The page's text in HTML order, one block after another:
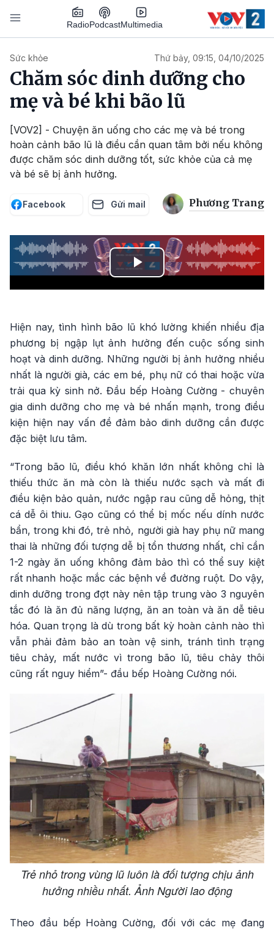
Nhảy đến nội dung
RadioPodcastMultimedia
Sức khỏe Thứ bảy, 09:15, 04/10/2025
Chăm sóc dinh dưỡng cho
mẹ và bé khi bão lũ
[VOV2] - Chuyện ăn uống cho các mẹ và bé trong
hoàn cảnh bão lũ là điều cần quan tâm bởi nếu không
được chăm sóc dinh dưỡng tốt, sức khỏe của cả mẹ
và bé sẽ bị ảnh hưởng.
Facebook Gửi mail Phương Trang
Play
Hiện nay, tình hình bão lũ khó lường khiến nhiều địa
phương bị ngập lụt ảnh hưởng đến cuộc sống sinh
hoạt và dinh dưỡng. Những người bị ảnh hưởng nhiều
nhất là người già, các em bé, phụ nữ có thai hoặc vừa
trải qua kỳ sinh nở. Đầu bếp Hoàng Cường - chuyên
gia dinh dưỡng cho mẹ và bé nhấn mạnh, trong điều
kiện hiện nay vấn đề đảm bảo dinh dưỡng cần được
đặc biệt lưu tâm.
“Trong bão lũ, điều khó khăn lớn nhất không chỉ là
thiếu thức ăn mà còn là thiếu nước sạch và mất đi
điều kiện bảo quản, nước ngập rau cũng dễ hỏng, thịt
cá dễ ôi thiu. Gạo cũng có thể bị mốc nếu dính nước
bẩn, trong khi đó, trẻ nhỏ, người già hay phụ nữ mang
thai là những đối tượng dễ bị tổn thương nhất, chỉ cần
1-2 ngày ăn uống không đảm bảo thì có thể suy kiệt
rất nhanh hoặc mắc các bệnh về đường ruột. Do vậy,
dinh dưỡng trong đợt này nên tập trung vào 3 nguyên
tắc đó là ăn đủ năng lượng, ăn an toàn và ăn dễ tiêu
hóa. Quan trọng là dù trong bất kỳ hoàn cảnh nào thì
vẫn phải đảm bảo an toàn vệ sinh, tránh tình trạng
tiêu chảy, mất nước vì trong bão lũ, tiêu chảy thôi
cũng rất nguy hiểm”- đầu bếp Hoàng Cường nói.
Trẻ nhỏ trong vùng lũ luôn là đối tượng chịu ảnh
hưởng nhiều nhất. Ảnh Người lao động
Theo đầu bếp Hoàng Cường, đối với các mẹ đang